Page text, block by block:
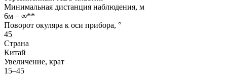
Минимальная дистанция наблюдения, м
6м – ∞**
Поворот окуляра к оси прибора, °
45
Страна
Китай
Увеличение, крат
15–45